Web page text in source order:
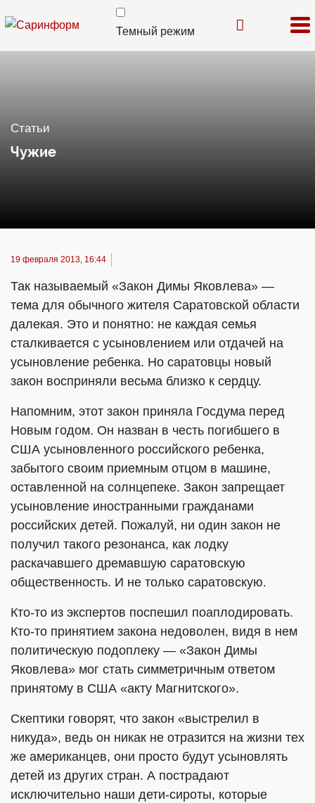
Темный режим
Статьи
Чужие
19 февраля 2013, 16:44
Так называемый «Закон Димы Яковлева» —
тема для обычного жителя Саратовской области
далекая. Это и понятно: не каждая семья
сталкивается с усыновлением или отдачей на
усыновление ребенка. Но саратовцы новый
закон восприняли весьма близко к сердцу.
Напомним, этот закон приняла Госдума перед
Новым годом. Он назван в честь погибшего в
США усыновленного российского ребенка,
забытого своим приемным отцом в машине,
оставленной на солнцепеке. Закон запрещает
усыновление иностранными гражданами
российских детей. Пожалуй, ни один закон не
получил такого резонанса, как лодку
раскачавшего дремавшую саратовскую
общественность. И не только саратовскую.
Кто-то из экспертов поспешил поаплодировать.
Кто-то принятием закона недоволен, видя в нем
политическую подоплеку — «Закон Димы
Яковлева» мог стать симметричным ответом
принятому в США «акту Магнитского».
Скептики говорят, что закон «выстрелил в
никуда», ведь он никак не отразится на жизни тех
же американцев, они просто будут усыновлять
детей из других стран. А пострадают
исключительно наши дети-сироты, которые